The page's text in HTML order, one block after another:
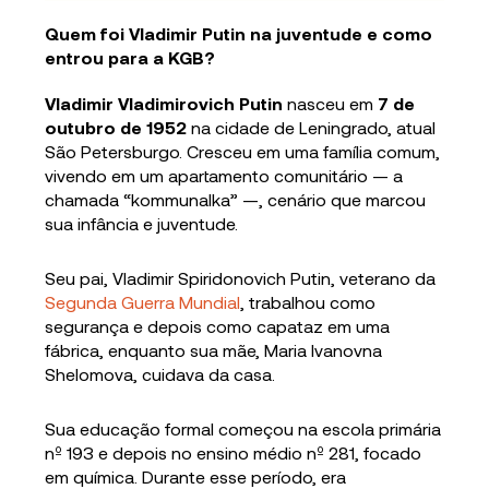
Quem foi Vladimir Putin na juventude e como
entrou para a KGB?
Vladimir Vladimirovich Putinnasceu em 7 de
outubro de 1952 na cidade de Leningrado, atual
São Petersburgo. Cresceu em uma família comum,
vivendo em um apartamento comunitário — a
chamada “kommunalka” —, cenário que marcou
sua infância e juventude.
Seu pai, Vladimir Spiridonovich Putin, veterano da
Segunda Guerra Mundial , trabalhou como
segurança e depois como capataz em uma
fábrica, enquanto sua mãe, Maria Ivanovna
Shelomova, cuidava da casa.
Sua educação formal começou na escola primária
nº 193 e depois no ensino médio nº 281, focado
em química. Durante esse período, era